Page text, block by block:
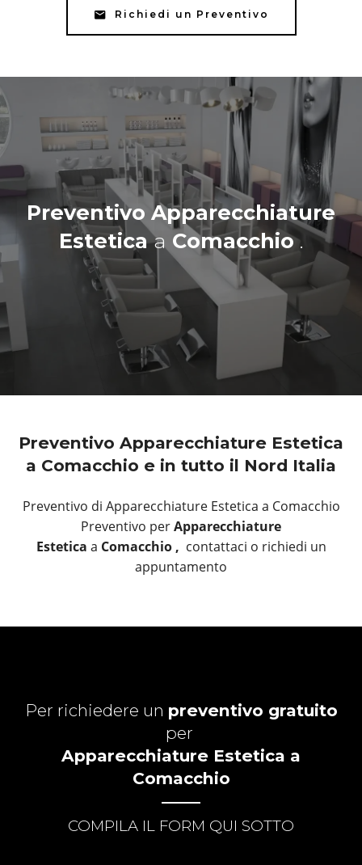
Richiedi un Preventivo
Preventivo Apparecchiature
Esteticaa Comacchio.
Preventivo Apparecchiature Estetica
a Comacchio e in tutto il Nord Italia
Preventivo di Apparecchiature Estetica a Comacchio
Preventivo perApparecchiature
Estetica a Comacchio , contattaci o richiedi un
appuntamento
Per richiedere un preventivo gratuito
per
Apparecchiature Estetica a
Comacchio
COMPILA IL FORM QUI SOTTO